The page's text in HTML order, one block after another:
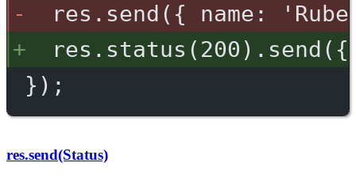
res.send({ name:
});
res.send(Status)